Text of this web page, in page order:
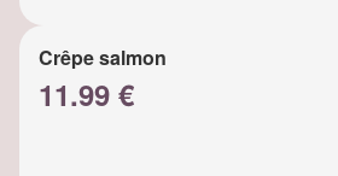
Crêpe salmon
11.99 €